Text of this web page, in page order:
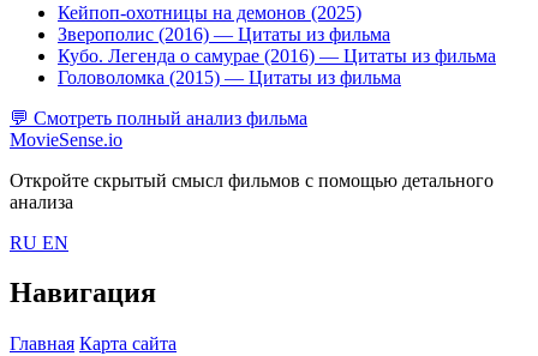
Кейпоп-охотницы на демонов (2025)
Зверополис (2016) — Цитаты из фильма
Кубо. Легенда о самурае (2016) — Цитаты из фильма
Головоломка (2015) — Цитаты из фильма
💬 Смотреть полный анализ фильма
MovieSense.io
Откройте скрытый смысл фильмов с помощью детального
анализа
RU EN
Навигация
Главная Карта сайта